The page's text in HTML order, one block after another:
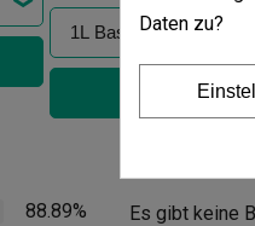
In den
88.89%
Es gibt keine
Daten zu?